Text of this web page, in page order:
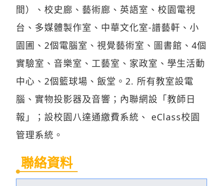
台、多媒體製作室、中華文化室-譜藝軒、小
園圃、2個電腦室、視覺藝術室、圖書館、4個
實驗室、音樂室、工藝室、家政室、學生活動
中心、2個籃球場、飯堂。2. 所有教室設電
腦、實物投影器及音響；內聯網設「教師日
報」；設校園八達通繳費系統、 eClass校園
管理系統。
聯絡資料
學校名稱（中）：聖公會蔡功譜中學